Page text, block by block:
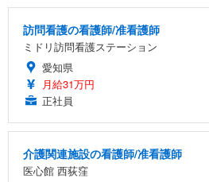
訪問看護の看護師/准看護師
ミドリ訪問看護ステーション
愛知県
月給31万円
正社員
介護関連施設の看護師/准看護師
医心館 西荻窪